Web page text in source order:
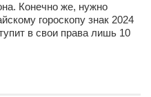
Конечно же, нужно
гороскопу знак 2024
в свои права лишь 10